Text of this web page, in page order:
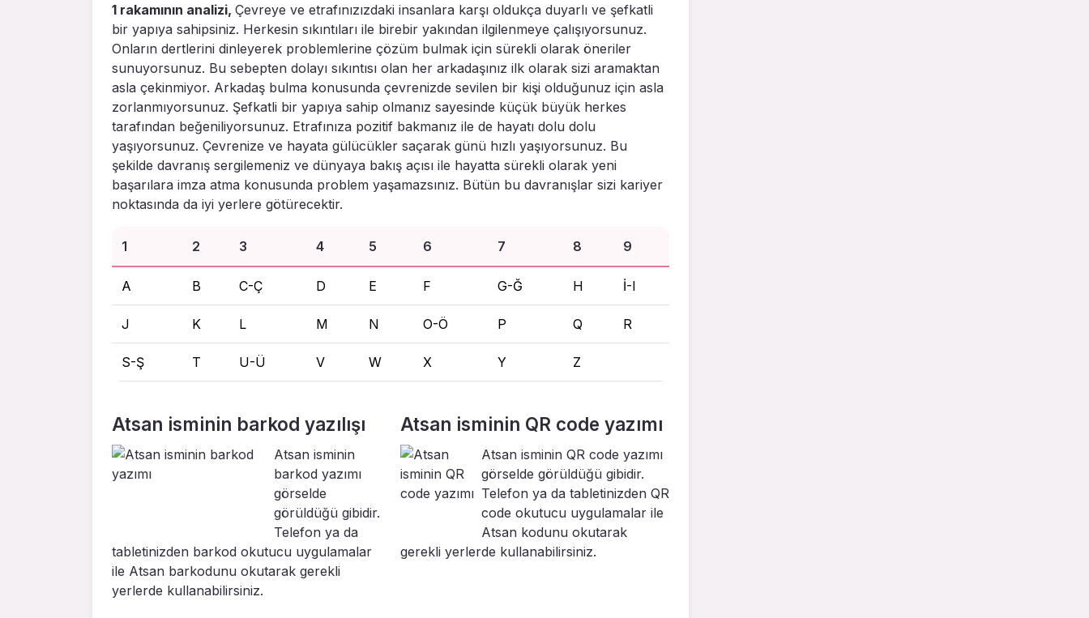
1 rakamının analizi, Çevreye ve etrafınızızdaki insanlara karşı oldukça duyarlı ve şefkatli
bir yapıya sahipsiniz. Herkesin sıkıntıları ile birebir yakından ilgilenmeye çalışıyorsunuz.
Onların dertlerini dinleyerek problemlerine çözüm bulmak için sürekli olarak öneriler
sunuyorsunuz. Bu sebepten dolayı sıkıntısı olan her arkadaşınız ilk olarak sizi aramaktan
asla çekinmiyor. Arkadaş bulma konusunda çevrenizde sevilen bir kişi olduğunuz için asla
zorlanmıyorsunuz. Şefkatli bir yapıya sahip olmanız sayesinde küçük büyük herkes
tarafından beğeniliyorsunuz. Etrafınıza pozitif bakmanız ile de hayatı dolu dolu
yaşıyorsunuz. Çevrenize ve hayata gülücükler saçarak günü hızlı yaşıyorsunuz. Bu
şekilde davranış sergilemeniz ve dünyaya bakış açısı ile hayatta sürekli olarak yeni
başarılara imza atma konusunda problem yaşamazsınız. Bütün bu davranışlar sizi kariyer
noktasında da iyi yerlere götürecektir.
1 2 3 4 5 6 7 8 9
A B C-Ç D E F G-Ğ H İ-I
J K L M N O-Ö P Q R
S-Ş T U-Ü V W X Y Z
Atsan isminin barkod yazılışı
Atsan isminin
barkod yazımı
görselde
görüldüğü gibidir.
Telefon ya da
tabletinizden barkod okutucu uygulamalar
ile Atsan barkodunu okutarak gerekli
yerlerde kullanabilirsiniz.
Atsan isminin QR code yazımı
Atsan isminin QR code yazımı
görselde görüldüğü gibidir.
Telefon ya da tabletinizden QR
code okutucu uygulamalar ile
Atsan kodunu okutarak
gerekli yerlerde kullanabilirsiniz.